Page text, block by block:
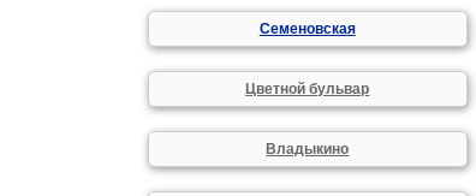
Семеновская
Цветной бульвар
Владыкино